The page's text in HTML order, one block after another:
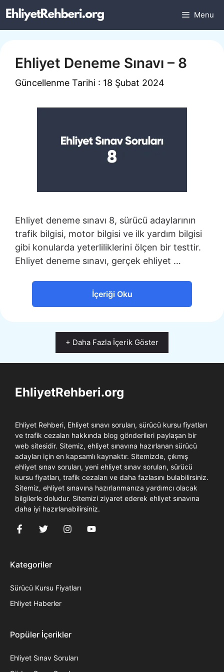
İçeriğe
atla
Menu
Ehliyet Deneme Sınavı – 8
Güncellenme Tarihi : 18 Şubat 2024
Ehliyet deneme sınavı 8, sürücü adaylarının
trafik bilgisi, motor bilgisi ve ilk yardım bilgisi
gibi konularda yeterliliklerini ölçen bir testtir.
Ehliyet deneme sınavı, gerçek ehliyet …
İçeriği Oku
+ Daha Fazla İçerik Göster
EhliyetRehberi.org
Ehliyet Rehberi, Ehliyet sınavı soruları, sürücü kursu fiyatları
ve trafik cezaları hakkında blog gönderileri paylaşan bir
web sitesidir. Sitemiz, ehliyet sınavına hazırlanan sürücü
adayları için en kapsamlı kaynaktır. Sitemizde, çıkmış
ehliyet sınav soruları, yeni ehliyet sınav soruları, sürücü
kursu fiyatları, trafik cezaları ve daha fazlasını bulabilirsiniz.
Sitemiz, ehliyet sınavına hazırlanmanıza yardımcı olacak
bilgilerle doludur. Sitemizi ziyaret ederek ehliyet sınavına
daha iyi hazırlanabilirsiniz.
Kategoriler
Sürücü Kursu Fiyatları
Ehliyet Haberler
Popüler İçerikler
Ehliyet Sınav Soruları